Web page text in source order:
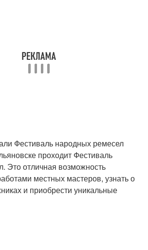
Фестиваль народных ремесел
проходит Фестиваль
Это отличная возможность
местных мастеров, узнать о
и приобрести уникальные